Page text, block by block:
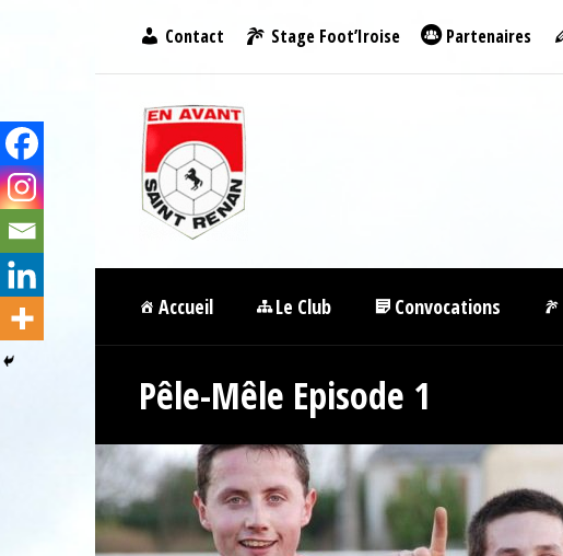
Contact Stage Foot’Iroise Partenaires
Accueil Le Club Convocations
Pêle-Mêle Episode 1